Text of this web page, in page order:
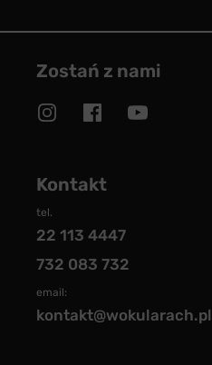
Zostań z nami
Kontakt
tel.
22 113 4447
732 083 732
email:
kontakt@wokularach.pl